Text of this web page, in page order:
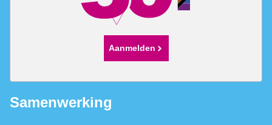
Aanmelden
Samenwerking